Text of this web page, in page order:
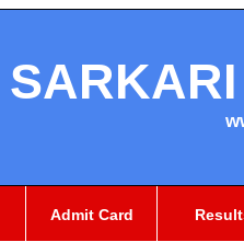
Admit Card